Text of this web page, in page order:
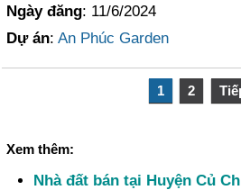
Ngày đăng: 11/6/2024
Dự án:An Phúc Garden
1 2
Xem thêm:
Nhà đất bán tại Huyện Củ